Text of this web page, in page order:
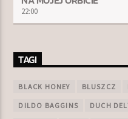
22:00
TAGI
BLACK HONEY BLUSZCZ
DILDO BAGGINS DUCH